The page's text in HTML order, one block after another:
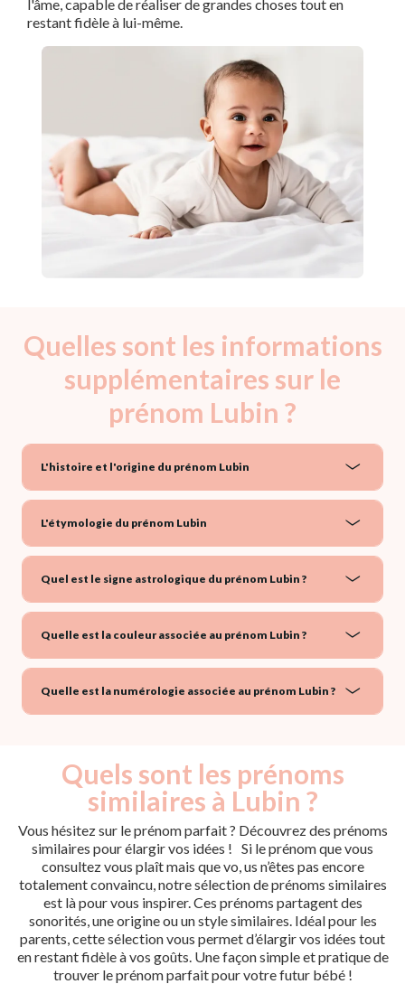
l'âme, capable de réaliser de grandes choses tout en
restant fidèle à lui-même.
Quelles sont les informations
supplémentaires sur le
prénom Lubin ?
L'histoire et l'origine du prénom Lubin
L'étymologie du prénom Lubin
Quel est le signe astrologique du prénom Lubin ?
Quelle est la couleur associée au prénom Lubin ?
Quelle est la numérologie associée au prénom Lubin ?
Quels sont les prénoms
similaires à Lubin ?
Vous hésitez sur le prénom parfait ? Découvrez des prénoms
similaires pour élargir vos idées ! Si le prénom que vous
consultez vous plaît mais que vo, us n’êtes pas encore
totalement convaincu, notre sélection de prénoms similaires
est là pour vous inspirer. Ces prénoms partagent des
sonorités, une origine ou un style similaires. Idéal pour les
parents, cette sélection vous permet d’élargir vos idées tout
en restant fidèle à vos goûts. Une façon simple et pratique de
trouver le prénom parfait pour votre futur bébé !